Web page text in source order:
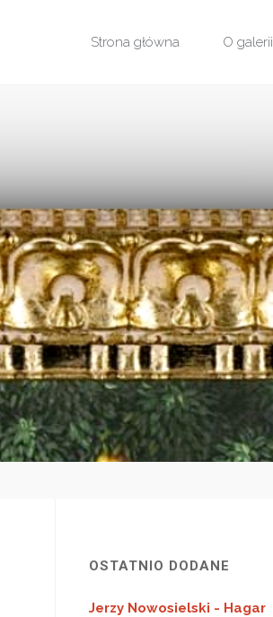
Strona główna O galerii
OSTATNIO DODANE
Jerzy Nowosielski - Hagar